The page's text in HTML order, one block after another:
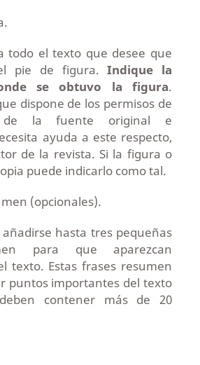
el texto que desee que
pie de figura.Indique la
se obtuvo la figura.
dispone de los permisos de
de la fuente original e
ayuda a este respecto,
de la revista. Si la figura o
puede indicarlo como tal.
(opcionales).
hasta tres pequeñas
para que aparezcan
texto. Estas frases resumen
puntos importantes del texto
contener más de 20